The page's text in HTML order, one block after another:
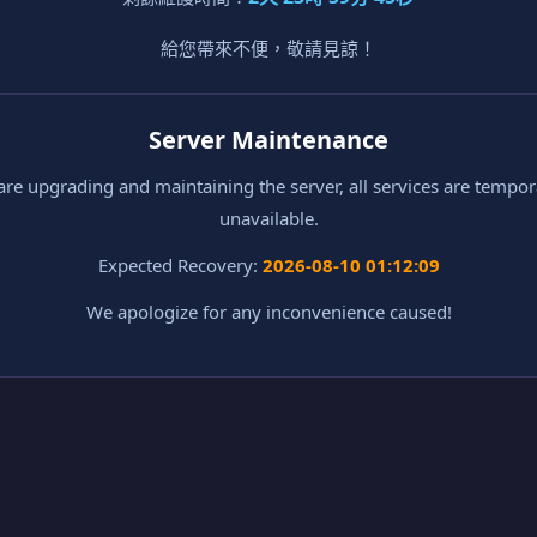
給您帶來不便，敬請見諒！
Server Maintenance
upgrading and maintaining the server, all services are
unavailable.
Expected Recovery: 2026-08-10 01:12:09
We apologize for any inconvenience caused!